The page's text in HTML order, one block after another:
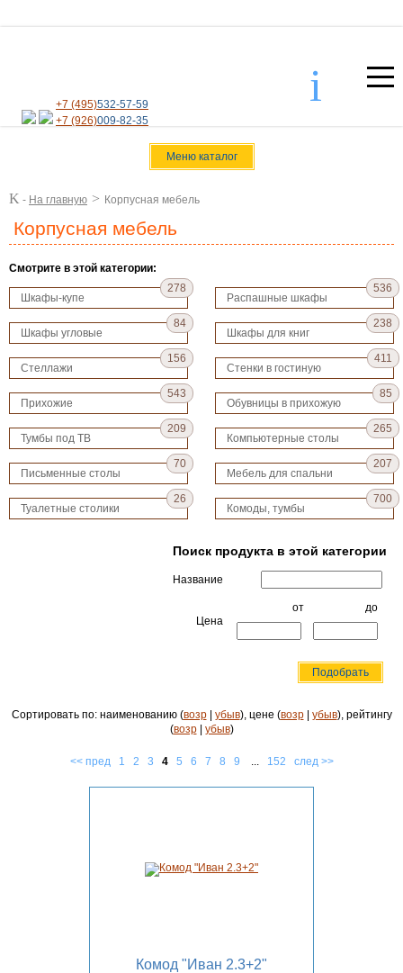
+7 (495)532-57-59
+7 (926)009-82-35
i
Меню каталог
K - На главную > Корпусная мебель
Корпусная мебель
Смотрите в этой категории:
Шкафы-купе
278
Распашные шкафы
536
Шкафы угловые
84
Шкафы для книг
238
Стеллажи
156
Стенки в гостиную
411
Прихожие
543
Обувницы в прихожую
85
Тумбы под ТВ
209
Компьютерные столы
265
Письменные столы
70
Мебель для спальни
207
Туалетные столики
26
Комоды, тумбы
700
Поиск продукта в этой категории
Название
Цена
от до
Сортировать по: наименованию (возр| убыв), цене (возр| убыв), рейтингу
(возр| убыв)
<< пред 1 2 3 4 5 6 7 8 9 ... 152 след >>
Комод "Иван 2.3+2"